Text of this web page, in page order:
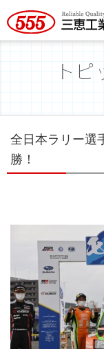
ト
全日本ラリー選
勝！